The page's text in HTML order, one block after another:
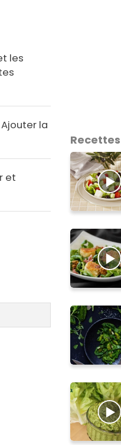
les
la
et